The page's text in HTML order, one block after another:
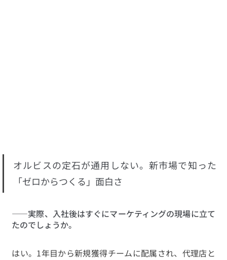
オルビスの定石が通用しない。新市場で知った
「ゼロからつくる」面白さ
――実際、入社後はすぐにマーケティングの現場に立て
たのでしょうか。
はい。1年目から新規獲得チームに配属され、代理店と